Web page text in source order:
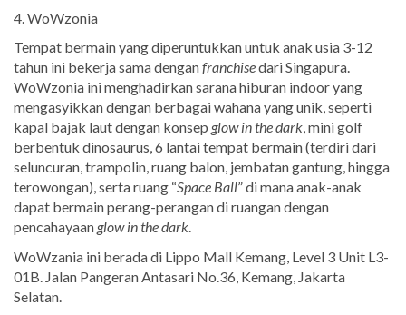
4. WoWzonia
Tempat bermain yang diperuntukkan untuk anak usia 3-12
tahun ini bekerja sama denganfranchisedari Singapura.
WoWzonia ini menghadirkan sarana hiburan indoor yang
mengasyikkan dengan berbagai wahana yang unik, seperti
kapal bajak laut dengan konsep glow in the dark, mini golf
berbentuk dinosaurus, 6 lantai tempat bermain (terdiri dari
seluncuran, trampolin, ruang balon, jembatan gantung, hingga
terowongan), serta ruang “Space Ball” di mana anak-anak
dapat bermain perang-perangan di ruangan dengan
pencahayaan glow in the dark.
WoWzania ini berada di Lippo Mall Kemang, Level 3 Unit L3-
01B. Jalan Pangeran Antasari No.36, Kemang, Jakarta
Selatan.